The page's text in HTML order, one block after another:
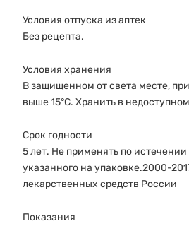
Условия отпуска из аптек
Без рецепта.
Условия хранения
В защищенном от света месте,
выше 15°C. Хранить в
Срок годности
5 лет. Не применять по истечении
указанного на упаковке.2000-
лекарственных средств России
Показания